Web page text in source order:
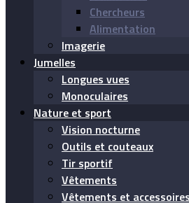
Chercheurs
Alimentation
Imagerie
Jumelles
Longues vues
Monoculaires
Nature et sport
Vision nocturne
Outils et couteaux
Tir sportif
Vêtements
Vêtements et